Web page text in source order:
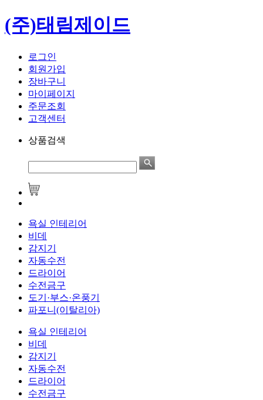
(주)태림제이드
로그인
회원가입
장바구니
마이페이지
주문조회
고객센터
상품검색
욕실 인테리어
비데
감지기
자동수전
드라이어
수전금구
도기·부스·온풍기
파포니(이탈리아)
욕실 인테리어
비데
감지기
자동수전
드라이어
수전금구